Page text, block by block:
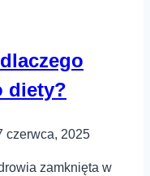
diety?
czerwca, 2025
zamknięta w